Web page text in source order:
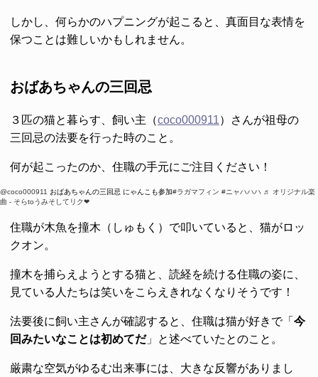
しかし、何らかのハプニングが起こると、真面目な表情を
保つことは難しいかもしれません。
おばあちゃんの三回忌
３匹の猫と暮らす、飼い主（coco000911）さんが祖母の
三回忌の法要を行った時のこと。
何が起こったのか、住職の手元にご注目ください！
@coco000911 おばあちゃんの三回忌 にゃんこも参加#ラガマフィン #ニャハハハ ♬ オリジナル楽
曲 - そらtoうみそしてリク❤
住職が木魚を撞木（しゅもく）で叩いていると、猫がロッ
クオン。
撞木を捕らえようとする猫と、読経を続ける住職の姿に、
見ている人たちは笑いをこらえきれなくなりそうです！
法要後に飼い主さんが確認すると、住職は猫が好きで「 今
回みたいなことは初めてだ」と述べていたとのこと。
厳粛な空気がゆるむ出来事には、大きな反響がありまし